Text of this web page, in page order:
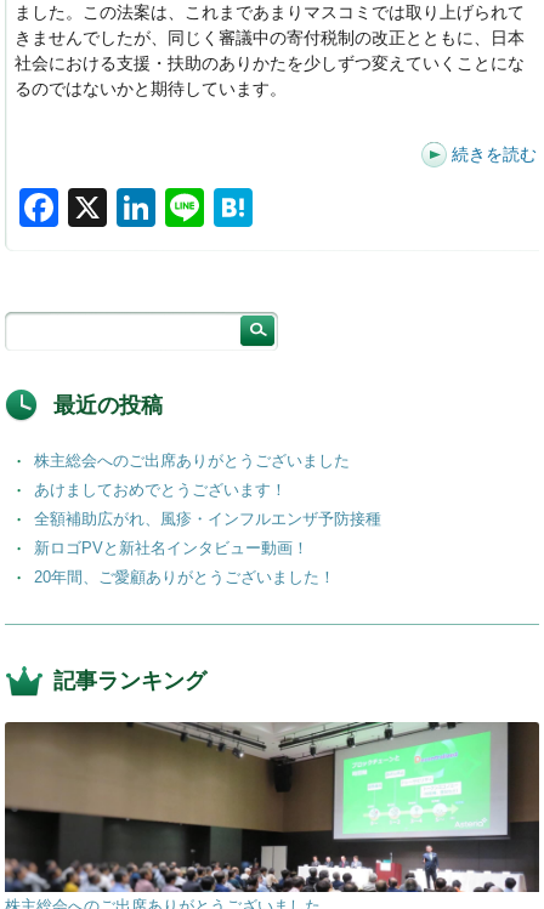
ました。この法案は、これまであまりマスコミでは取り上げられて
きませんでしたが、同じく審議中の寄付税制の改正とともに、日本
社会における支援・扶助のありかたを少しずつ変えていくことにな
るのではないかと期待しています。
続きを読む
F
e
o
k
X
Li
e
n
Li
n
最近の投稿
株主総会へのご出席ありがとうございました
あけましておめでとうございます！
全額補助広がれ、風疹・インフルエンザ予防接種
新ロゴPVと新社名インタビュー動画！
20年間、ご愛顧ありがとうございました！
記事ランキング